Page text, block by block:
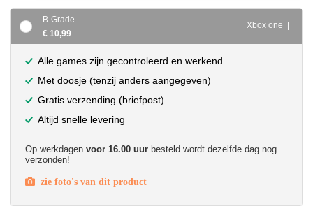
B-Grade
€ 10,99
Xbox one |
Alle games zijn gecontroleerd en werkend
Met doosje (tenzij anders aangegeven)
Gratis verzending (briefpost)
Altijd snelle levering
Op werkdagen voor 16.00 uur besteld wordt dezelfde dag nog
verzonden!
zie foto's van dit product